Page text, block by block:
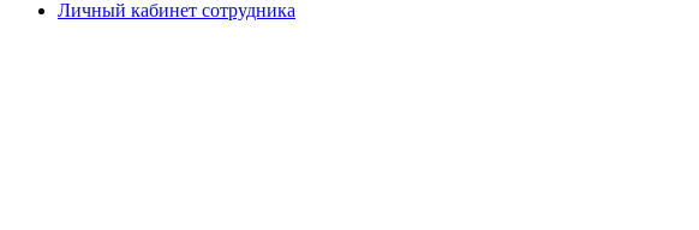
Личный кабинет сотрудника